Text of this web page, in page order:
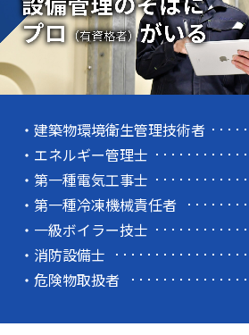
・建築物環境衛生管理技術者
・エネルギー管理士
・第一種電気工事士
・第一種冷凍機械責任者
・一級ボイラー技士
・消防設備士
・危険物取扱者